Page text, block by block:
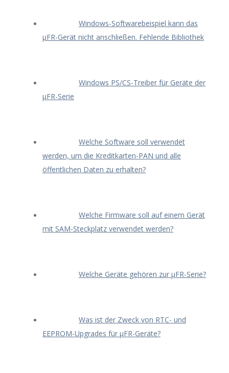
Windows-Softwarebeispiel kann das
μFR-Gerät nicht anschließen. Fehlende Bibliothek
Windows PS/CS-Treiber für Geräte der
μFR-Serie
Welche Software soll verwendet
werden, um die Kreditkarten-PAN und alle
öffentlichen Daten zu erhalten?
Welche Firmware soll auf einem Gerät
mit SAM-Steckplatz verwendet werden?
Welche Geräte gehören zur μFR-Serie?
Was ist der Zweck von RTC- und
EEPROM-Upgrades für μFR-Geräte?